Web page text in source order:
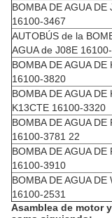
BOMBA DE AGUA DE
16100-3467
AUTOBÚS de la
AGUA de J08E
BOMBA DE AGUA DE
16100-3820
BOMBA DE AGUA DE
K13CTE 16100-3320
BOMBA DE AGUA DE
16100-3781 22
BOMBA DE AGUA DE
16100-3910
BOMBA DE AGUA DE
16100-2531
Asamblea de motor